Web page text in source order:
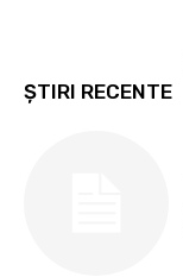
ȘTIRI RECENTE